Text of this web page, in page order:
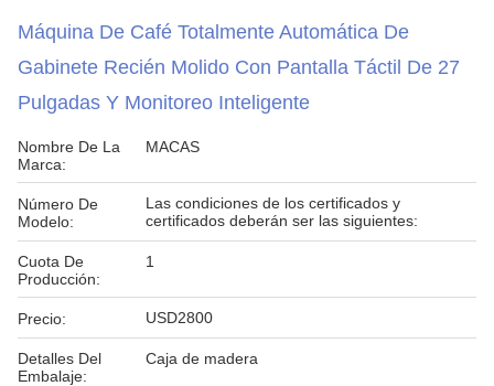
Máquina De Café Totalmente Automática De
Gabinete Recién Molido Con Pantalla Táctil De 27
Pulgadas Y Monitoreo Inteligente
Nombre De La
Marca:
MACAS
Número De
Modelo:
Las condiciones de los certificados y
certificados deberán ser las siguientes:
Cuota De
Producción:
1
Precio: USD2800
Detalles Del
Embalaje:
Caja de madera